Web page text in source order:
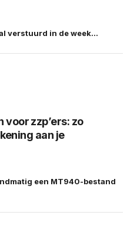
verstuurd in de week…
zzp’ers: zo
aan je
een MT940-bestand